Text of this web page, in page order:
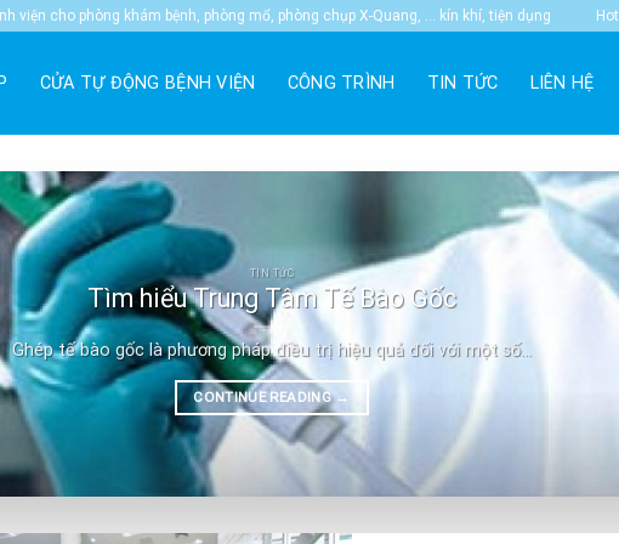
viện cho phòng khám bệnh, phòng mổ, phòng chụp X-Quang, … kín khí, tiện dụng
CỬA TỰ ĐỘNG BỆNH VIỆN CÔNG TRÌNH TIN TỨC LIÊN HỆ
TIN TỨC
Tìm hiểu Trung Tâm Tế Bào Gốc
Ghép tế bào gốc là phương pháp điều trị hiệu quả đối với một số...
CONTINUE READING→